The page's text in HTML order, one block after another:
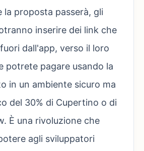
la proposta passerà, gli
inserire dei link che
dall'app, verso il loro
potrete pagare usando la
in un ambiente sicuro ma
del 30% di Cupertino o di
È una rivoluzione che
agli sviluppatori